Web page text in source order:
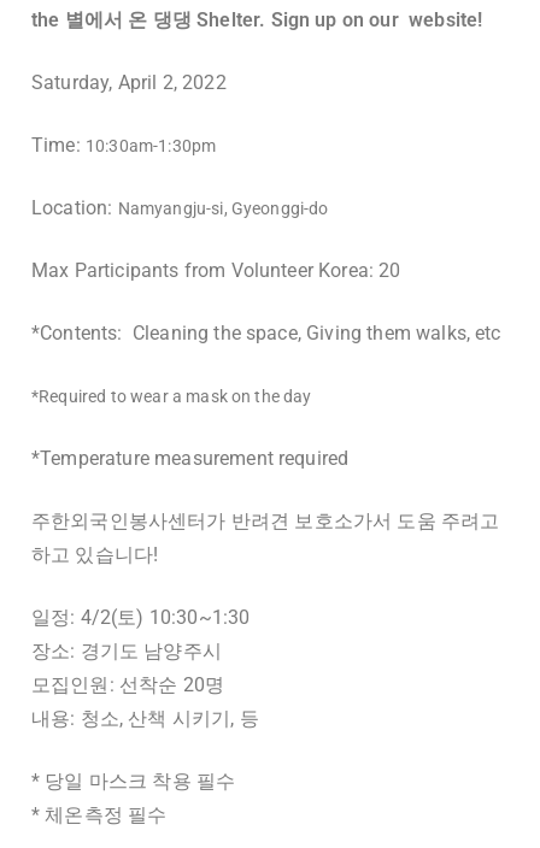
the 별에서 온 댕댕 Shelter. Sign up on our website!
Saturday, April 2, 2022
Time: 10:30am-1:30pm
Location: Namyangju-si, Gyeonggi-do
Max Participants from Volunteer Korea: 20
*Contents: Cleaning the space, Giving them walks, etc
*Required to wear a mask on the day
*Temperature measurement required
주한외국인봉사센터가 반려견 보호소가서 도움 주려고
하고 있습니다!
일정: 4/2(토) 10:30~1:30
장소: 경기도 남양주시
모집인원: 선착순 20명
내용: 청소, 산책 시키기, 등
* 당일 마스크 착용 필수
* 체온측정 필수